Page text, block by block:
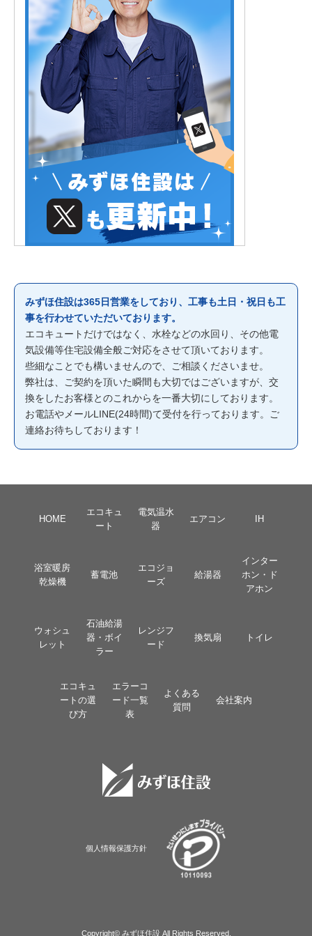
みずほ住設は365日営業をしており、工事も土日・祝日も工
事を行わせていただいております。
エコキュートだけではなく、水栓などの水回り、その他電
気設備等住宅設備全般ご対応をさせて頂いております。
些細なことでも構いませんので、ご相談くださいませ。
弊社は、ご契約を頂いた瞬間も大切ではございますが、交
換をしたお客様とのこれからを一番大切にしております。
お電話やメールLINE(24時間)て受付を行っております。ご
連絡お待ちしております！
HOME
エコキュ
ート
電気温水
器
エアコン IH
浴室暖房
乾燥機
蓄電池
エコジョ
ーズ
給湯器
インター
ホン・ド
アホン
ウォシュ
レット
石油給湯
器・ボイ
ラー
レンジフ
ード
換気扇 トイレ
エコキュ
ートの選
び方
エラーコ
ード一覧
表
よくある
質問
会社案内
個人情報保護方針
Copyright© みずほ住設 All Rights Reserved.